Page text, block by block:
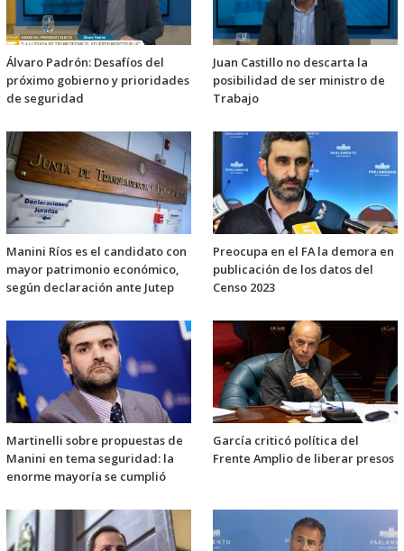
Álvaro Padrón: Desafíos del
próximo gobierno y prioridades
de seguridad
Juan Castillo no descarta la
posibilidad de ser ministro de
Trabajo
Manini Ríos es el candidato con
mayor patrimonio económico,
según declaración ante Jutep
Preocupa en el FA la demora en
publicación de los datos del
Censo 2023
Martinelli sobre propuestas de
Manini en tema seguridad: la
enorme mayoría se cumplió
García criticó política del
Frente Amplio de liberar presos